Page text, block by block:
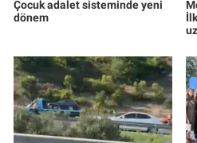
Çocuk adalet sisteminde yeni
dönem